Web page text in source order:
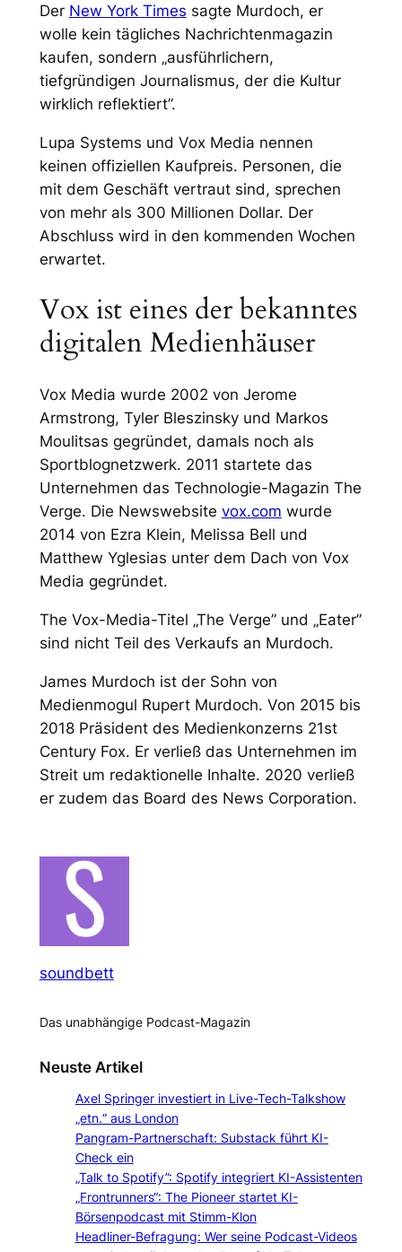
Der New York Times sagte Murdoch, er
wolle kein tägliches Nachrichtenmagazin
kaufen, sondern „ausführlichern,
tiefgründigen Journalismus, der die Kultur
wirklich reflektiert”.
Lupa Systems und Vox Media nennen
keinen offiziellen Kaufpreis. Personen, die
mit dem Geschäft vertraut sind, sprechen
von mehr als 300 Millionen Dollar. Der
Abschluss wird in den kommenden Wochen
erwartet.
Vox ist eines der bekanntes
digitalen Medienhäuser
Vox Media wurde 2002 von Jerome
Armstrong, Tyler Bleszinsky und Markos
Moulitsas gegründet, damals noch als
Sportblognetzwerk. 2011 startete das
Unternehmen das Technologie-Magazin The
Verge. Die Newswebsite vox.com wurde
2014 von Ezra Klein, Melissa Bell und
Matthew Yglesias unter dem Dach von Vox
Media gegründet.
The Vox-Media-Titel „The Verge” und „Eater”
sind nicht Teil des Verkaufs an Murdoch.
James Murdoch ist der Sohn von
Medienmogul Rupert Murdoch. Von 2015 bis
2018 Präsident des Medienkonzerns 21st
Century Fox. Er verließ das Unternehmen im
Streit um redaktionelle Inhalte. 2020 verließ
er zudem das Board des News Corporation.
soundbett
Das unabhängige Podcast-Magazin
Neuste Artikel
Axel Springer investiert in Live-Tech-Talkshow
„etn.“ aus London
Pangram-Partnerschaft: Substack führt KI-
Check ein
„Talk to Spotify”: Spotify integriert KI-Assistenten
„Frontrunners“: The Pioneer startet KI-
Börsenpodcast mit Stimm-Klon
Headliner-Befragung: Wer seine Podcast-Videos